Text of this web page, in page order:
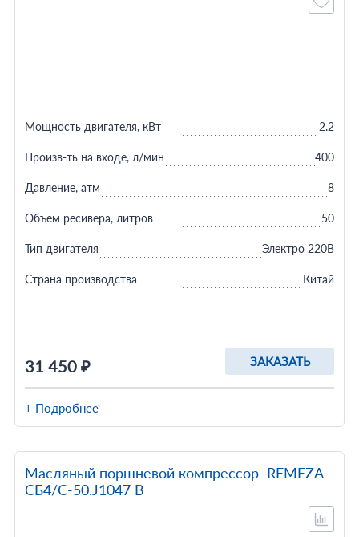
31 450 ₽ ЗАКАЗАТЬ
Мощность двигателя, кВт 2.2
Произв-ть на входе, л/мин 400
Давление, атм 8
Объем ресивера, литров 50
Тип двигателя Электро 220В
Страна производства Китай
+ Подробнее
Масляный поршневой компрессор REMEZA
СБ4/С-50.J1047 B